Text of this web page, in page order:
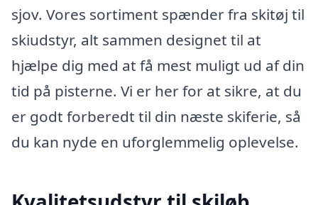
sjov. Vores sortiment spænder fra skitøj til
skiudstyr, alt sammen designet til at
hjælpe dig med at få mest muligt ud af din
tid på pisterne. Vi er her for at sikre, at du
er godt forberedt til din næste skiferie, så
du kan nyde en uforglemmelig oplevelse.